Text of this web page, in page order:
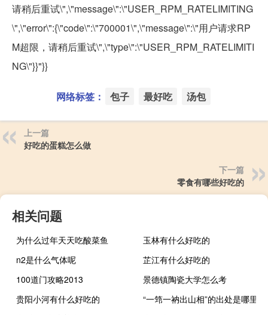
请稍后重试\",\"message\":\"USER_RPM_RATELIMITING
\",\"error\":{\"code\":\"700001\",\"message\":\"用户请求RP
M超限，请稍后重试\",\"type\":\"USER_RPM_RATELIMITI
NG\"}}"}}
网络标签： 包子 最好吃 汤包
上一篇
好吃的蛋糕怎么做
下一篇
零食有哪些好吃的
相关问题
为什么过年天天吃酸菜鱼
玉林有什么好吃的
n2是什么气体呢
芷江有什么好吃的
100道门攻略2013
景德镇陶瓷大学怎么考
贵阳小河有什么好吃的
“一筇一衲出山相”的出处是哪里